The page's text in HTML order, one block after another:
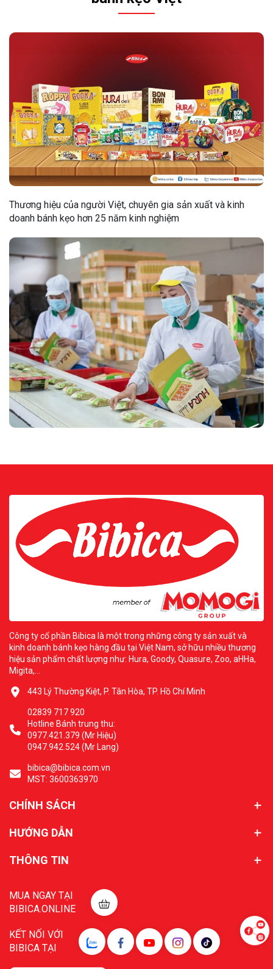
Thương hiệu của người Việt, chuyên gia sản xuất và kinh
doanh bánh kẹo hơn 25 năm kinh nghiệm
Công ty cổ phần Bibica là một trong những công ty sản xuất và
kinh doanh bánh kẹo hàng đầu tại Việt Nam, sở hữu nhiều thương
hiệu sản phẩm chất lượng như: Hura, Goody, Quasure, Zoo, aHHa,
Migita,...
443 Lý Thường Kiệt, P. Tân Hòa, TP. Hồ Chí Minh
02839 717 920
Hotline Bánh trung thu:
0977.421.379 (Mr Hiệu)
0947.942.524 (Mr Lang)
bibica@bibica.com.vn
MST: 3600363970
CHÍNH SÁCH
HƯỚNG DẪN
THÔNG TIN
MUA NGAY TẠI
BIBICA.ONLINE
KẾT NỐI VỚI
BIBICA TẠI